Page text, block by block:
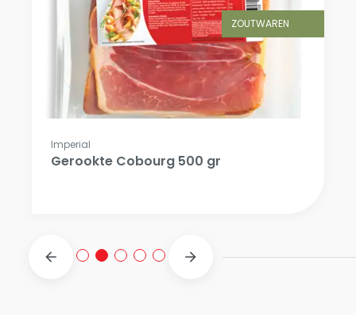
ZOUTWAREN
Imperial
Gerookte Cobourg 500 gr